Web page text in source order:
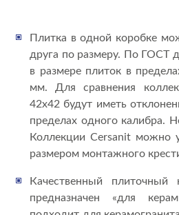
Плитка в одной коробке
друга по размеру. По ГОСТ
в размере плиток в
мм. Для сравнения
42х42 будут иметь
пределах одного калибра.
Коллекции Cersanit можно
размером монтажного
Качественный
предназначен «для